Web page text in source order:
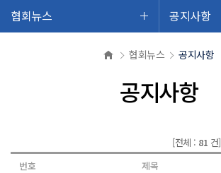
협회뉴스 공지사항
협회뉴스 공지사항
공지사항
[전체 : 81 건]
번호
제목